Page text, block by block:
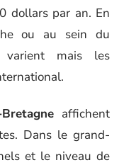
dollars par an. En
ou au sein du
varient mais les
affichent
Dans le grand-
et le niveau de